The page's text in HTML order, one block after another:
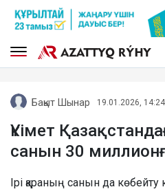
Бақыт Шынар 19.01.2026, 14:24
Үкімет
санын 30
Ірі қараның санын да көбейту